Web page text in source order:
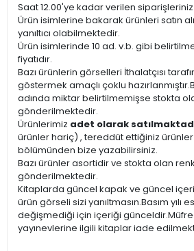
Saat 12.00'ye kadar verilen
Ürün isimlerine bakarak ürünleri satın
yanıltıcı olabilmektedir.
Ürün isimlerinde 10 ad. v.b. gibi
fiyatıdır.
Bazı ürünlerin görselleri İthalatçısı
göstermek amaçlı çoklu
adında miktar belirtilmemişse stokta
gönderilmektedir.
Ürünlerimiz adet olarak
ürünler hariç) , tereddüt ettiğiniz ürünler
bölümünden bize yazabilirsiniz.
Bazı ürünler asortidir ve stokta olan
gönderilmektedir.
Kitaplarda güncel kapak ve güncel
ürün görseli sizi yanıltmasın.Basım yılı
değişmediği için içeriği
yayınevlerine ilgili kitaplar iade